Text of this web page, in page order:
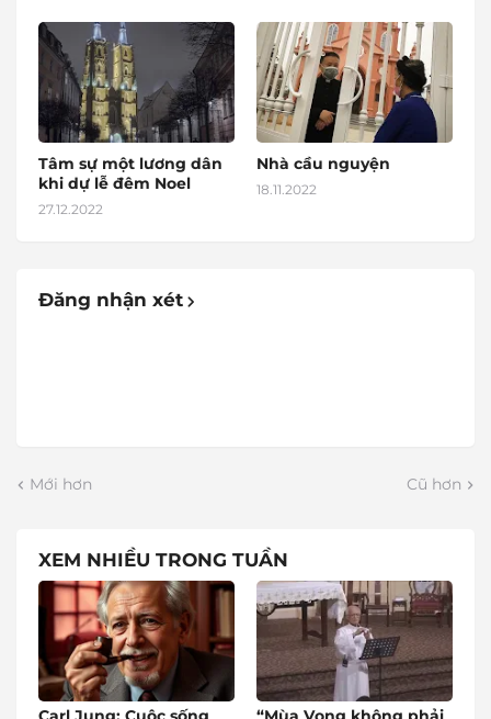
Tâm sự một lương dân
khi dự lễ đêm Noel
27.12.2022
Nhà cầu nguyện
18.11.2022
Đăng nhận xét
Mới hơn Cũ hơn
XEM NHIỀU TRONG TUẦN